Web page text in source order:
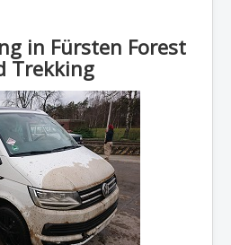
in Fürsten Forest
Trekking